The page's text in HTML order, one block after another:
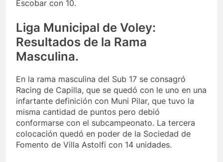
Escobar con 10.
Liga Municipal de Voley:
Resultados de la Rama
Masculina.
En la rama masculina del Sub 17 se consagró
Racing de Capilla, que se quedó con le uno en una
infartante definición con Muni Pilar, que tuvo la
misma cantidad de puntos pero debió
conformarse con el subcampeonato. La tercera
colocación quedó en poder de la Sociedad de
Fomento de Villa Astolfi con 14 unidades.